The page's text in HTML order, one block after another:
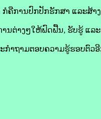
ຄືການປົກປັກຮັກສາ ແລະສ້າ
ຕ່າງໆໃຫ້ຟົດຟື້ນ, ຮັບຮູ້ ແລະ
ກໍາຖາມຕອບຄວາມຮູ້ຮອບຕົວອີ